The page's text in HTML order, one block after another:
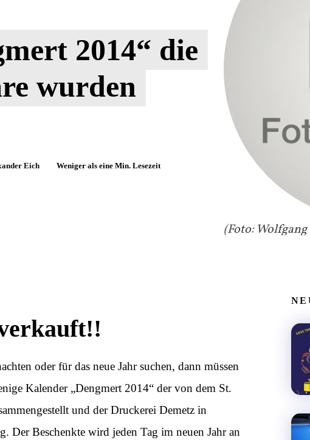
(Foto:
2014“ die
wurden
Eich Weniger als eine Min. Lesezeit
oder für das neue Jahr suchen, dann müssen
Kalender „Dengmert 2014“ der von dem St.
und der Druckerei Demetz in
Der Beschenkte wird jeden Tag im neuen Jahr an